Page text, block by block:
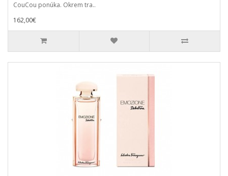
CouCou ponúka. Okrem tra..
162,00€